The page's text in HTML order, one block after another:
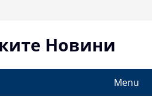
Новини
Menu